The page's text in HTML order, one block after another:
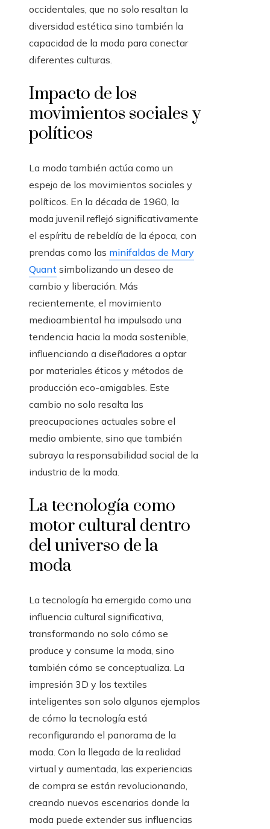
occidentales, que no solo resaltan la
diversidad estética sino también la
capacidad de la moda para conectar
diferentes culturas.
Impacto de los
movimientos sociales y
políticos
La moda también actúa como un
espejo de los movimientos sociales y
políticos. En la década de 1960, la
moda juvenil reflejó significativamente
el espíritu de rebeldía de la época, con
prendas como las minifaldas de Mary
Quant simbolizando un deseo de
cambio y liberación. Más
recientemente, el movimiento
medioambiental ha impulsado una
tendencia hacia la moda sostenible,
influenciando a diseñadores a optar
por materiales éticos y métodos de
producción eco-amigables. Este
cambio no solo resalta las
preocupaciones actuales sobre el
medio ambiente, sino que también
subraya la responsabilidad social de la
industria de la moda.
La tecnología como
motor cultural dentro
del universo de la
moda
La tecnología ha emergido como una
influencia cultural significativa,
transformando no solo cómo se
produce y consume la moda, sino
también cómo se conceptualiza. La
impresión 3D y los textiles
inteligentes son solo algunos ejemplos
de cómo la tecnología está
reconfigurando el panorama de la
moda. Con la llegada de la realidad
virtual y aumentada, las experiencias
de compra se están revolucionando,
creando nuevos escenarios donde la
moda puede extender sus influencias